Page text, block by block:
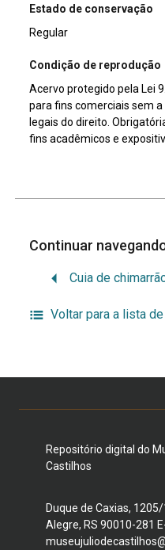
Estado de conservação
Regular
Condição de reprodução
Acervo protegido pela Lei
para fins comerciais sem
legais do direito.
fins acadêmicos e
Continuar
Cuia de
Voltar para a lista
Repositório digital do
Castilhos
Duque de Caxias,
Alegre, RS 90010-281